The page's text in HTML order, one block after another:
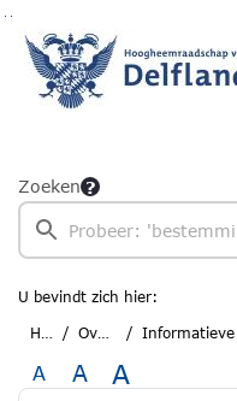
Zoeken
U bevindt zich hier:
Home
Overzichten Informatieve brieven aan de VV
A A A